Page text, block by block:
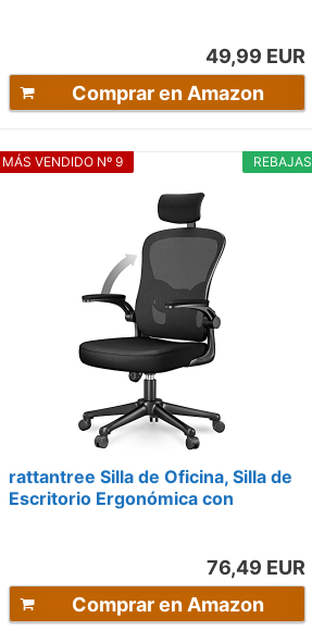
49,99 EUR
Comprar en Amazon
REBAJAS
MÁS VENDIDO Nº 9
rattantree Silla de Oficina, Silla de
Escritorio Ergonómica con
76,49 EUR
Comprar en Amazon